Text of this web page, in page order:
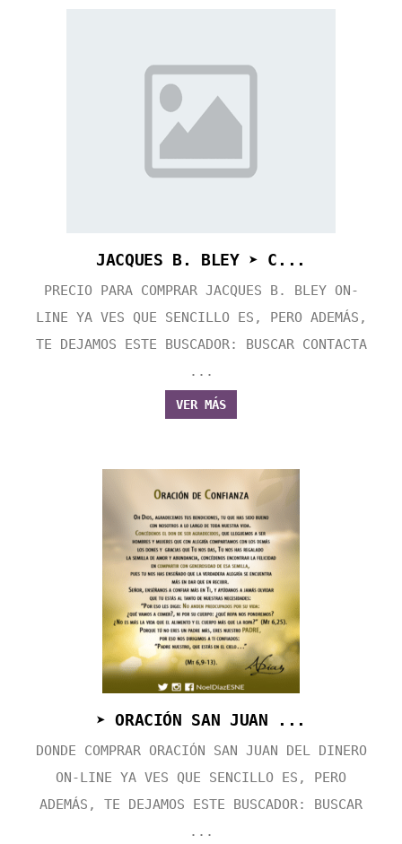
JACQUES B. BLEY ➤ C...
PRECIO PARA COMPRAR JACQUES B. BLEY ON-
LINE YA VES QUE SENCILLO ES, PERO ADEMÁS,
TE DEJAMOS ESTE BUSCADOR: BUSCAR CONTACTA
...
VER MÁS
➤ ORACIÓN SAN JUAN ...
DONDE COMPRAR ORACIÓN SAN JUAN DEL DINERO
ON-LINE YA VES QUE SENCILLO ES, PERO
ADEMÁS, TE DEJAMOS ESTE BUSCADOR: BUSCAR
...